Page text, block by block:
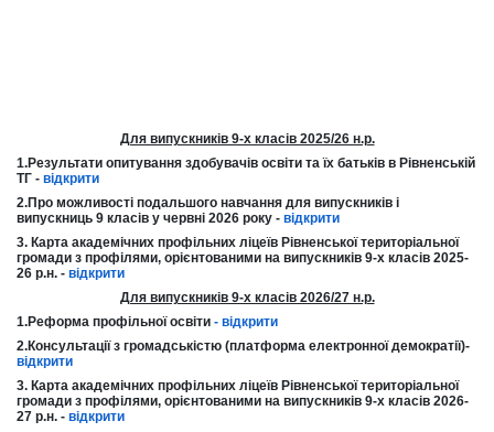
Для випускників 9-х класів 2025/26 н.р.
1.Результати опитування здобувачів освіти та їх батьків в Рівненській
ТГ - відкрити
2.Про можливості подальшого навчання для випускників і
випускниць 9 класів у червні 2026 року - відкрити
3. Карта академічних профільних ліцеїв Рівненської територіальної
громади з профілями, орієнтованими на випускників 9-х класів 2025-
26 р.н. - відкрити
Для випускників 9-х класів 2026/27 н.р.
1.Реформа профільної освіти - відкрити
2.Консультації з громадськістю (платформа електронної демократії)-
відкрити
3. Карта академічних профільних ліцеїв Рівненської територіальної
громади з профілями, орієнтованими на випускників 9-х класів 2026-
27 р.н. - відкрити